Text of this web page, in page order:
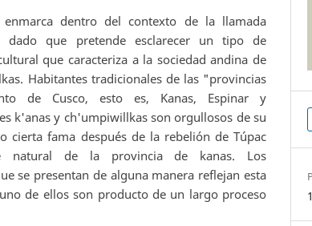
dentro del contexto de la llamada
dado que pretende esclarecer un tipo de
que caracteriza a la sociedad andina de
Habitantes tradicionales de las "provincias
de Cusco, esto es, Kanas, Espinar y
k'anas y ch'umpiwillkas son orgullosos de su
cierta fama después de la rebelión de Túpac
natural de la provincia de kanas. Los
se presentan de alguna manera reflejan esta
de ellos son producto de un largo proceso